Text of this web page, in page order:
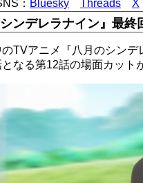
： Bluesky Threads X
シンデレラナイン』最
TVアニメ『八月のシンデ
なる第12話の場面カット